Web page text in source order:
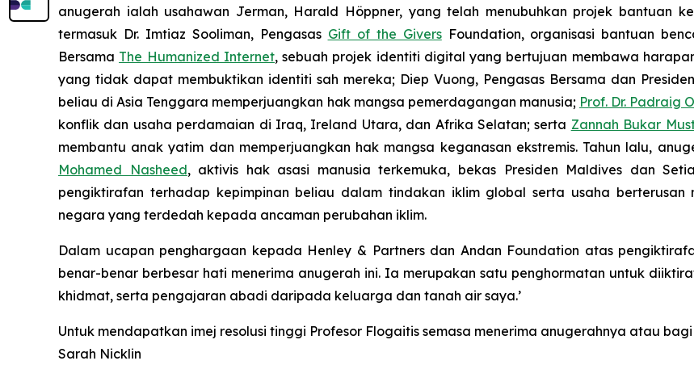
anugerah ialah usahawan Jerman, Harald Höppner, yang telah menubuhkan projek bantuan
termasuk Dr. Imtiaz Sooliman, Pengasas Gift of the GiversFoundation, organisasi bantuan
Bersama The Humanized Internet, sebuah projek identiti digital yang bertujuan membawa
yang tidak dapat membuktikan identiti sah mereka; Diep Vuong, Pengasas Bersama dan Presiden
beliau di Asia Tenggara memperjuangkan hak mangsa pemerdagangan manusia; Prof. Dr. Padraig
konflik dan usaha perdamaian di Iraq, Ireland Utara, dan Afrika Selatan; serta Zannah Bukar
membantu anak yatim dan memperjuangkan hak mangsa keganasan ekstremis. Tahun lalu,
Mohamed Nasheed, aktivis hak asasi manusia terkemuka, bekas Presiden Maldives dan
pengiktirafan terhadap kepimpinan beliau dalam tindakan iklim global serta usaha
negara yang terdedah kepada ancaman perubahan iklim.
Dalam ucapan penghargaan kepada Henley & Partners dan Andan Foundation atas
benar-benar berbesar hati menerima anugerah ini. Ia merupakan satu penghormatan untuk
khidmat, serta pengajaran abadi daripada keluarga dan tanah air saya.’
Untuk mendapatkan imej resolusi tinggi Profesor Flogaitis semasa menerima anugerahnya atau
Sarah Nicklin